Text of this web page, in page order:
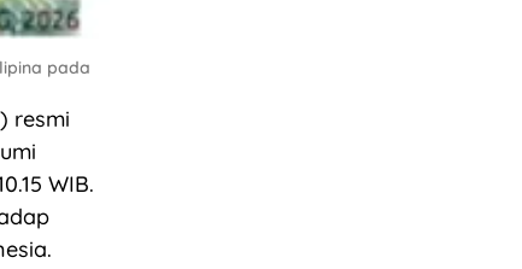
pada
resmi
WIB.